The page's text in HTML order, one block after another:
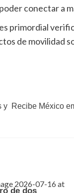
conectar a
primordial
de movilidad
y
Recibe México
de dos